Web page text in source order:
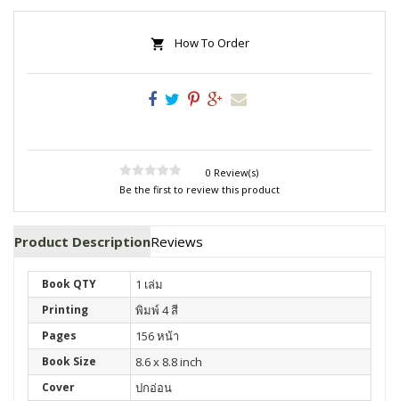
How To Order
0 Review(s)
Be the first to review this product
Product DescriptionReviews
Book QTY 1 เล่ม
Printing พิมพ์ 4 สี
Pages 156 หน้า
Book Size 8.6 x 8.8 inch
Cover ปกอ่อน